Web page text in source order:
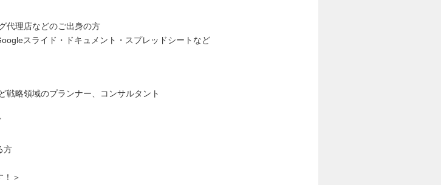
代理店などのご出身の方
スライド・ドキュメント・スプレッドシートなど
戦略領域のプランナー、コンサルタント
方
！＞